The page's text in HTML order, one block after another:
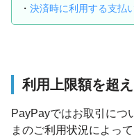
・ 決済時に利用する支払
利用上限額を超
PayPayではお取引につ
まのご利用状況によっ